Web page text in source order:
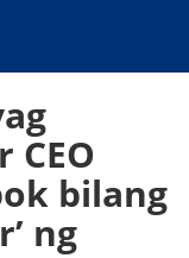
CEO
bilang
ng